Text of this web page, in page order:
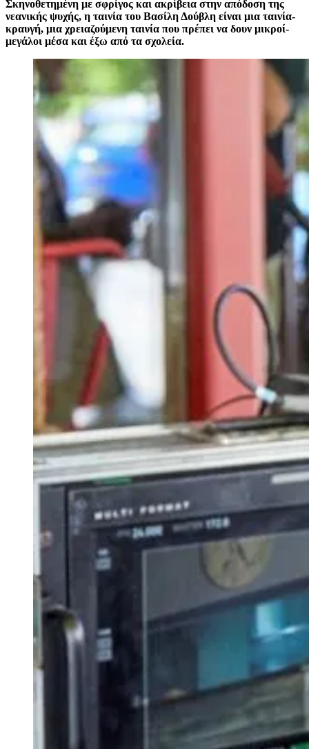
Σκηνοθετημένη με σφρίγος και ακρίβεια στην απόδοση της
νεανικής ψυχής, η ταινία του Βασίλη Δούβλη είναι μια ταινία-
κραυγή, μια χρειαζούμενη ταινία που πρέπει να δουν μικροί-
μεγάλοι μέσα και έξω από τα σχολεία.